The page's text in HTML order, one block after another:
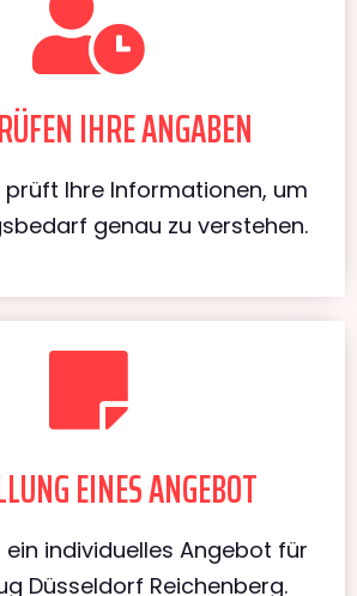
IHRE ANGABEN
prüft Ihre Informationen, um
genau zu verstehen.
EINES ANGEBOT
ein individuelles Angebot für
Düsseldorf Reichenberg.